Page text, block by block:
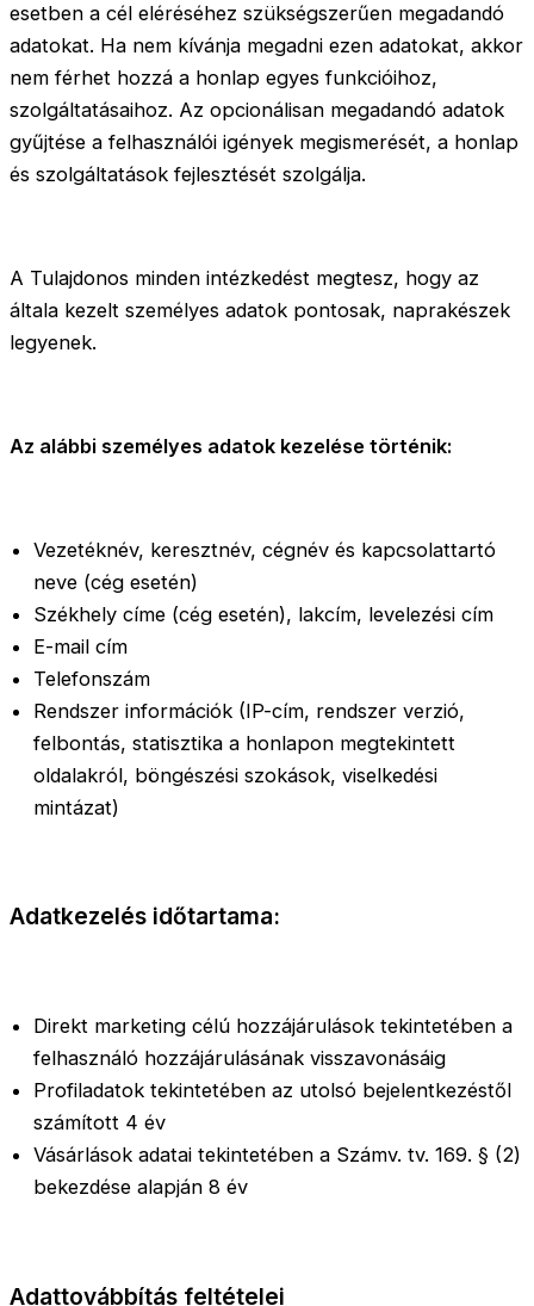
esetben a cél eléréséhez szükségszerűen megadandó
adatokat. Ha nem kívánja megadni ezen adatokat, akkor
nem férhet hozzá a honlap egyes funkcióihoz,
szolgáltatásaihoz. Az opcionálisan megadandó adatok
gyűjtése a felhasználói igények megismerését, a honlap
és szolgáltatások fejlesztését szolgálja.
A Tulajdonos minden intézkedést megtesz, hogy az
általa kezelt személyes adatok pontosak, naprakészek
legyenek.
Az alábbi személyes adatok kezelése történik:
Vezetéknév, keresztnév, cégnév és kapcsolattartó
neve (cég esetén)
Székhely címe (cég esetén), lakcím, levelezési cím
E-mail cím
Telefonszám
Rendszer információk (IP-cím, rendszer verzió,
felbontás, statisztika a honlapon megtekintett
oldalakról, böngészési szokások, viselkedési
mintázat)
Adatkezelés időtartama:
Direkt marketing célú hozzájárulások tekintetében a
felhasználó hozzájárulásának visszavonásáig
Profiladatok tekintetében az utolsó bejelentkezéstől
számított 4 év
Vásárlások adatai tekintetében a Számv. tv. 169. § (2)
bekezdése alapján 8 év
Adattovábbítás feltételei